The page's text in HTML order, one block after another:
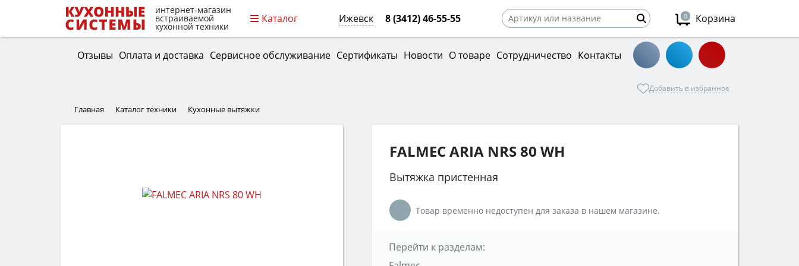
интернет-магазин
встраиваемой
кухонной техники
Каталог Ижевск 8 (3412) 46-55-55 0 Корзина
Отзывы Оплата и доставка Сервисное обслуживание Сертификаты Новости О товаре Сотрудничество Контакты
Добавить в избранное
Главная Каталог техники Кухонные вытяжки
FALMEC ARIA NRS 80 WH
Вытяжка пристенная
Товар временно недоступен для заказа в нашем магазине.
Перейти к разделам: